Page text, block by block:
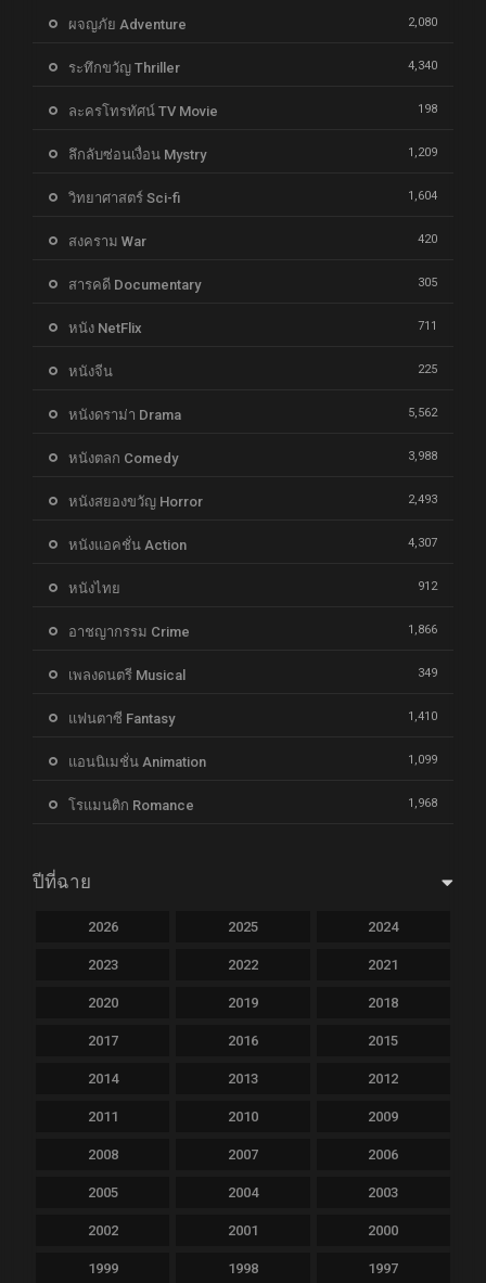
ผจญภัย Adventure 2,080
ระทึกขวัญ Thriller 4,340
ละครโทรทัศน์ TV Movie 198
ลึกลับซ่อนเงื่อน Mystry 1,209
วิทยาศาสตร์ Sci-fi 1,604
สงคราม War 420
สารคดี Documentary 305
หนัง NetFlix 711
หนังจีน 225
หนังดราม่า Drama 5,562
หนังตลก Comedy 3,988
หนังสยองขวัญ Horror 2,493
หนังแอคชั่น Action 4,307
หนังไทย 912
อาชญากรรม Crime 1,866
เพลงดนตรี Musical 349
แฟนตาซี Fantasy 1,410
แอนนิเมชั่น Animation 1,099
โรแมนติก Romance 1,968
ปีที่ฉาย
2026 2025 2024
2023 2022 2021
2020 2019 2018
2017 2016 2015
2014 2013 2012
2011 2010 2009
2008 2007 2006
2005 2004 2003
2002 2001 2000
1999 1998 1997